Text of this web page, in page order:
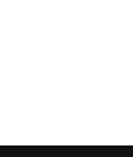
fare sempre